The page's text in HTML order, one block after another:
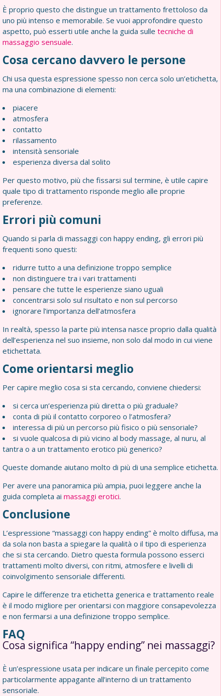
È proprio questo che distingue un trattamento frettoloso da
uno più intenso e memorabile. Se vuoi approfondire questo
aspetto, può esserti utile anche la guida sulle tecniche di
massaggio sensuale.
Cosa cercano davvero le persone
Chi usa questa espressione spesso non cerca solo un’etichetta,
ma una combinazione di elementi:
piacere
atmosfera
contatto
rilassamento
intensità sensoriale
esperienza diversa dal solito
Per questo motivo, più che fissarsi sul termine, è utile capire
quale tipo di trattamento risponde meglio alle proprie
preferenze.
Errori più comuni
Quando si parla di massaggi con happy ending, gli errori più
frequenti sono questi:
ridurre tutto a una definizione troppo semplice
non distinguere tra i vari trattamenti
pensare che tutte le esperienze siano uguali
concentrarsi solo sul risultato e non sul percorso
ignorare l’importanza dell’atmosfera
In realtà, spesso la parte più intensa nasce proprio dalla qualità
dell’esperienza nel suo insieme, non solo dal modo in cui viene
etichettata.
Come orientarsi meglio
Per capire meglio cosa si sta cercando, conviene chiedersi:
si cerca un’esperienza più diretta o più graduale?
conta di più il contatto corporeo o l’atmosfera?
interessa di più un percorso più fisico o più sensoriale?
si vuole qualcosa di più vicino al body massage, al nuru, al
tantra o a un trattamento erotico più generico?
Queste domande aiutano molto di più di una semplice etichetta.
Per avere una panoramica più ampia, puoi leggere anche la
guida completa ai massaggi erotici.
Conclusione
L’espressione “massaggi con happy ending” è molto diffusa, ma
da sola non basta a spiegare la qualità o il tipo di esperienza
che si sta cercando. Dietro questa formula possono esserci
trattamenti molto diversi, con ritmi, atmosfere e livelli di
coinvolgimento sensoriale differenti.
Capire le differenze tra etichetta generica e trattamento reale
è il modo migliore per orientarsi con maggiore consapevolezza
e non fermarsi a una definizione troppo semplice.
FAQ
Cosa significa “happy ending” nei massaggi?
È un’espressione usata per indicare un finale percepito come
particolarmente appagante all’interno di un trattamento
sensoriale.